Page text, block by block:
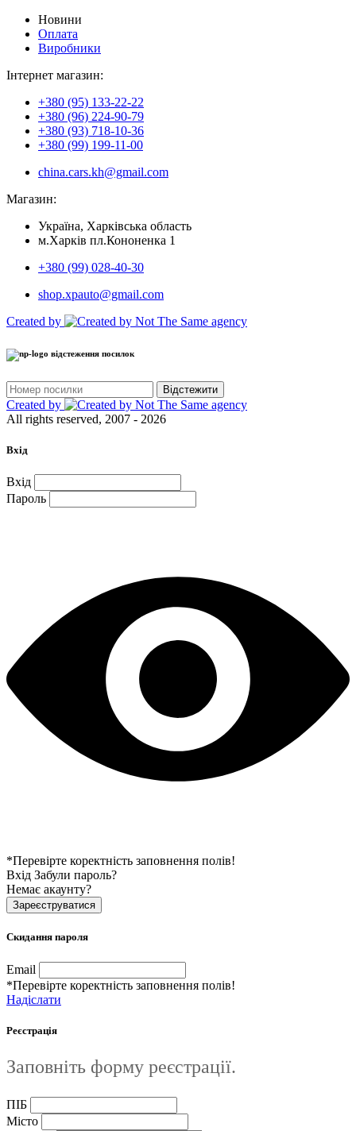
Новини
Оплата
Виробники
Інтернет магазин:
+380 (95) 133-22-22
+380 (96) 224-90-79
+380 (93) 718-10-36
+380 (99) 199-11-00
china.cars.kh@gmail.com
Магазин:
Україна, Харківська область
м.Харків пл.Кононенка 1
+380 (99) 028-40-30
shop.xpauto@gmail.com
Created by
відстеження посилок
Відстежити
Created by
All rights reserved, 2007 - 2026
Вхід
Вхід
Пароль
*Перевірте коректність заповнення полів!
Вхід Забули пароль?
Немає акаунту?
Зареєструватися
Скидання пароля
Email
*Перевірте коректність заповнення полів!
Надіслати
Реєстрація
Заповніть форму реєстрації.
ПІБ
Місто